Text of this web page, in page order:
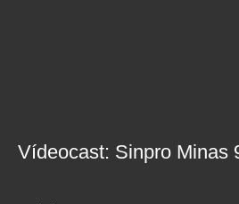
Vídeocast: Sinpro Minas